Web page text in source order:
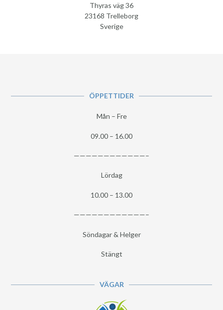
Thyras väg 36
23168 Trelleborg
Sverige
ÖPPETTIDER
Mån – Fre
09.00 – 16.00
————————————–
Lördag
10.00 – 13.00
————————————–
Söndagar & Helger
Stängt
VÄGAR